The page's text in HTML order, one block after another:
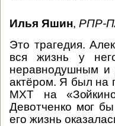
Илья Яшин, РПР-
Это трагедия.
вся жизнь у
неравнодушным и
актёром. Я был на
МХТ на
Девотченко мог
его жизнь